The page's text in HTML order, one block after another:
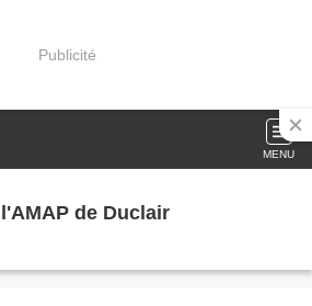
Publicité
MENU
de Duclair